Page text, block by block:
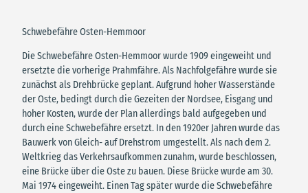
Schwebefähre Osten-Hemmoor
Die Schwebefähre Osten-Hemmoor wurde 1909 eingeweiht und
ersetzte die vorherige Prahmfähre. Als Nachfolgefähre wurde sie
zunächst als Drehbrücke geplant. Aufgrund hoher Wasserstände
der Oste, bedingt durch die Gezeiten der Nordsee, Eisgang und
hoher Kosten, wurde der Plan allerdings bald aufgegeben und
durch eine Schwebefähre ersetzt. In den 1920er Jahren wurde das
Bauwerk von Gleich- auf Drehstrom umgestellt. Als nach dem 2.
Weltkrieg das Verkehrsaufkommen zunahm, wurde beschlossen,
eine Brücke über die Oste zu bauen. Diese Brücke wurde am 30.
Mai 1974 eingeweiht. Einen Tag später wurde die Schwebefähre